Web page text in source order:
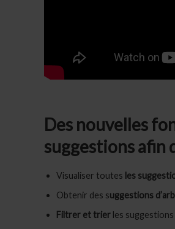
Des nouvelles
suggestions afin
Visualiser toutes les
Obtenir des suggestions
Filtrer et trier les